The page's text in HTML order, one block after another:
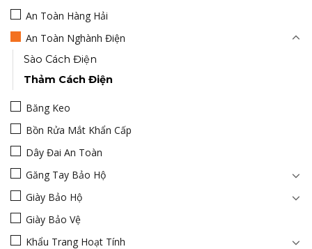
An Toàn Hàng Hải
An Toàn Nghành Điện
Sào Cách Điện
Thảm Cách Điện
Băng Keo
Bồn Rửa Mắt Khẩn Cấp
Dây Đai An Toàn
Găng Tay Bảo Hộ
Giày Bảo Hộ
Giày Bảo Vệ
Khẩu Trang Hoạt Tính